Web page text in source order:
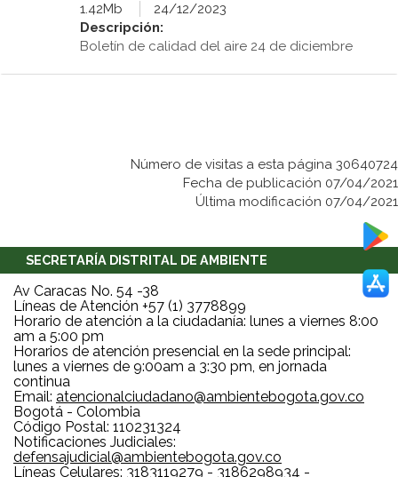
1.42Mb
24/12/2023
Descripción:
Boletín de calidad del aire 24 de diciembre
Número de visitas a esta página 30640724
Fecha de publicación 07/04/2021
Última modificación 07/04/2021
SECRETARÍA DISTRITAL DE AMBIENTE
Av Caracas No. 54 -38
Líneas de Atención +57 (1) 3778899
Horario de atención a la ciudadanía: lunes a viernes 8:00
am a 5:00 pm
Horarios de atención presencial en la sede principal:
lunes a viernes de 9:00am a 3:30 pm, en jornada
continua
Email: atencionalciudadano@ambientebogota.gov.co
Bogotá - Colombia
Código Postal: 110231324
Notificaciones Judiciales:
defensajudicial@ambientebogota.gov.co
Líneas Celulares: 3183119279 - 3186298934 -